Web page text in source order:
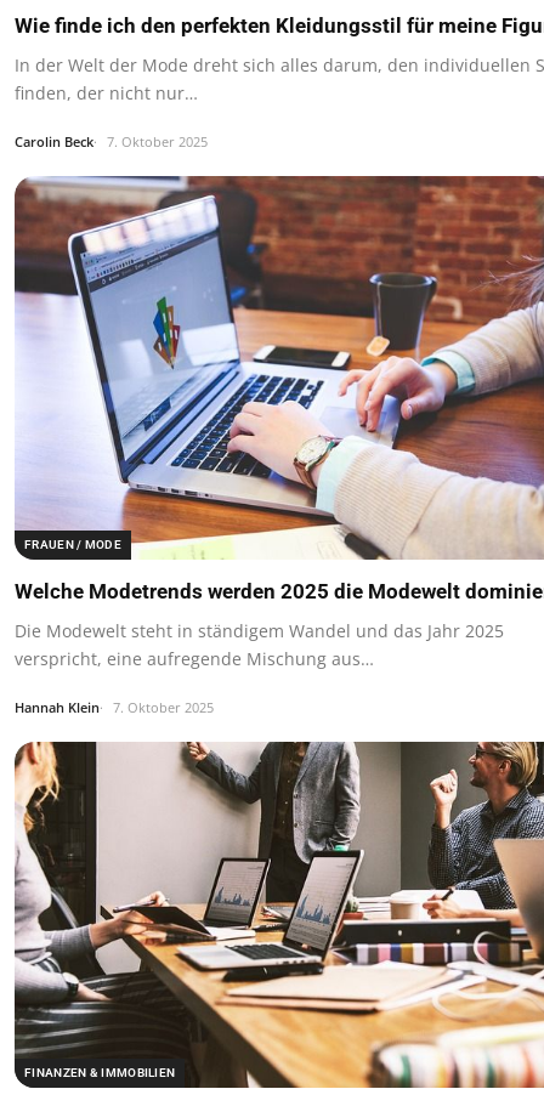
Wie finde ich den perfekten Kleidungsstil für meine
In der Welt der Mode dreht sich alles darum, den individuellen
finden, der nicht nur…
Carolin Beck 7. Oktober 2025
FRAUEN / MODE
Welche Modetrends werden 2025 die Modewelt
Die Modewelt steht in ständigem Wandel und das Jahr 2025
verspricht, eine aufregende Mischung aus…
Hannah Klein 7. Oktober 2025
FINANZEN & IMMOBILIEN